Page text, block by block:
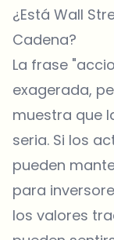
¿Está Wall
Cadena?
La frase
exagerada,
muestra que
seria. Si los
pueden
para
los valores